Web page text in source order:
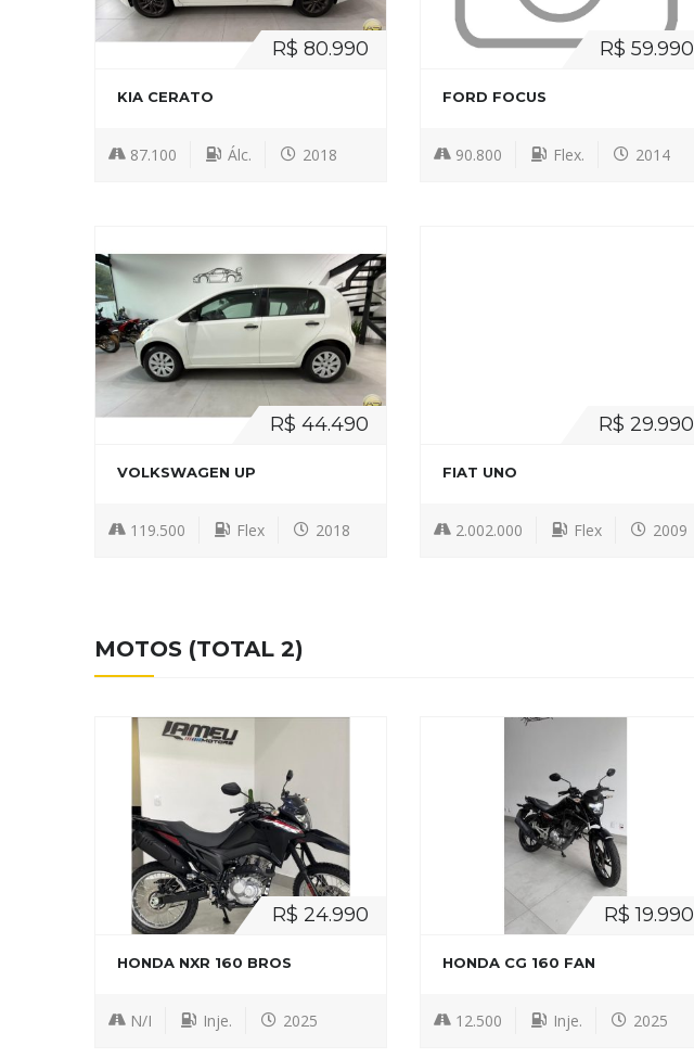
R$ 80.990
KIA CERATO
87.100 Álc. 2018
R$ 59.990
FORD FOCUS
90.800 Flex. 2014
R$ 44.490
VOLKSWAGEN UP
119.500 Flex 2018
R$ 29.990
FIAT UNO
2.002.000 Flex 2009
MOTOS (TOTAL 2)
R$ 24.990
HONDA NXR 160 BROS
N/I Inje. 2025
R$ 19.990
HONDA CG 160 FAN
12.500 Inje. 2025